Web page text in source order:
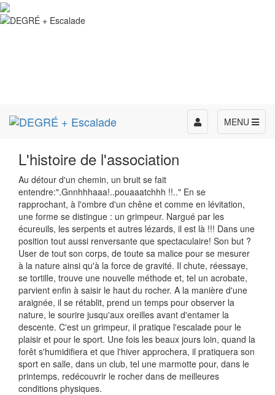
MENU
Toggle
navigation
L'histoire de l'association
Au détour d'un chemin, un bruit se fait
entendre:".Gnnhhhaaa!..pouaaatchhh !!.." En se
rapprochant, à l'ombre d'un chêne et comme en lévitation,
une forme se distingue : un grimpeur. Nargué par les
écureuils, les serpents et autres lézards, il est là !!! Dans une
position tout aussi renversante que spectaculaire! Son but ?
User de tout son corps, de toute sa malice pour se mesurer
à la nature ainsi qu'à la force de gravité. Il chute, réessaye,
se tortille, trouve une nouvelle méthode et, tel un acrobate,
parvient enfin à saisir le haut du rocher. A la manière d'une
araignée, il se rétablit, prend un temps pour observer la
nature, le sourire jusqu'aux oreilles avant d'entamer la
descente. C'est un grimpeur, il pratique l'escalade pour le
plaisir et pour le sport. Une fois les beaux jours loin, quand la
forêt s'humidifiera et que l'hiver approchera, il pratiquera son
sport en salle, dans un club, tel une marmotte pour, dans le
printemps, redécouvrir le rocher dans de meilleures
conditions physiques.